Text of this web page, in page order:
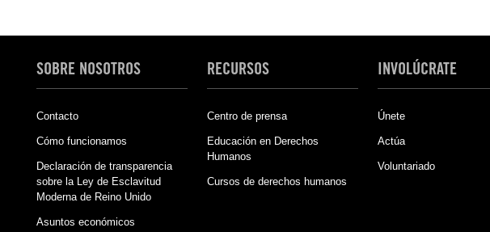
SOBRE NOSOTROS
Contacto
Cómo funcionamos
Declaración de transparencia
sobre la Ley de Esclavitud
Moderna de Reino Unido
Asuntos económicos
RECURSOS
Centro de prensa
Educación en Derechos
Humanos
Cursos de derechos humanos
INVOLÚCRATE
Únete
Actúa
Voluntariado